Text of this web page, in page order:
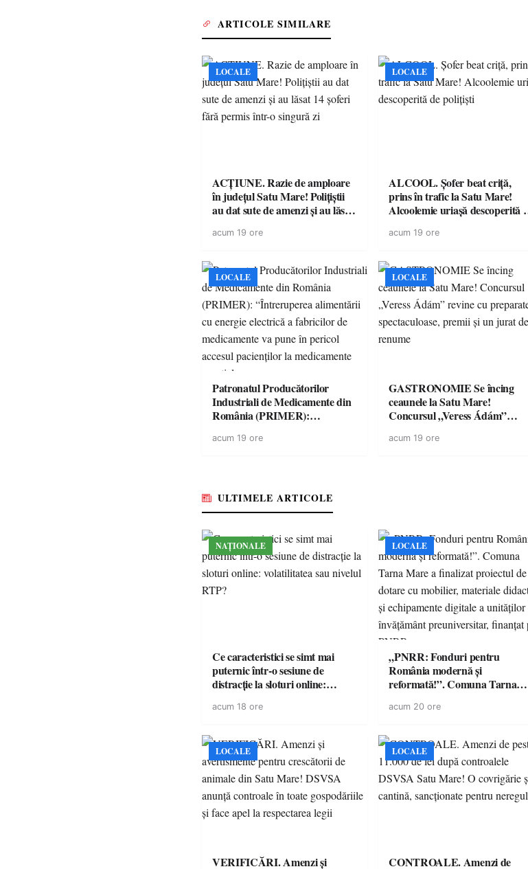
ARTICOLE SIMILARE
LOCALE
ACȚIUNE. Razie de amploare
în județul Satu Mare! Polițiștii
au dat sute de amenzi și au lăsat
singură zi
acum 19 ore
LOCALE
ALCOOL. Șofer beat criță,
prins în trafic la Satu Mare!
Alcoolemie uriașă descoperită
acum 19 ore
LOCALE
Patronatul Producătorilor
Industriali de Medicamente din
România (PRIMER):
energie electrică a fabricilor de
acum 19 ore
LOCALE
GASTRONOMIE Se încing
ceaunele la Satu Mare!
Concursul „Veress Ádám”
spectaculoase, premii și un jurat
acum 19 ore
ULTIMELE ARTICOLE
NAȚIONALE
Ce caracteristici se simt mai
puternic într-o sesiune de
distracție la sloturi online:
acum 18 ore
LOCALE
„PNRR: Fonduri pentru
România modernă și
reformată!”. Comuna Tarna
dotare cu mobilier, materiale
a unităților de învățământ
preuniversitar, finanțat prin
PNRR
acum 20 ore
LOCALE
VERIFICĂRI. Amenzi și
LOCALE
CONTROALE. Amenzi de